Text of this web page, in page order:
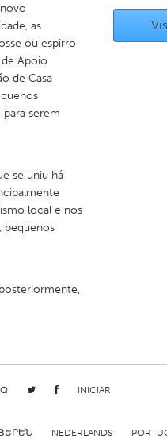
Detroit, MI
Orlando, FL
as
ou espirro
Apoio
de Casa
serem
se uniu há
local e nos
pequenos
INICIAR
NEDERLANDS